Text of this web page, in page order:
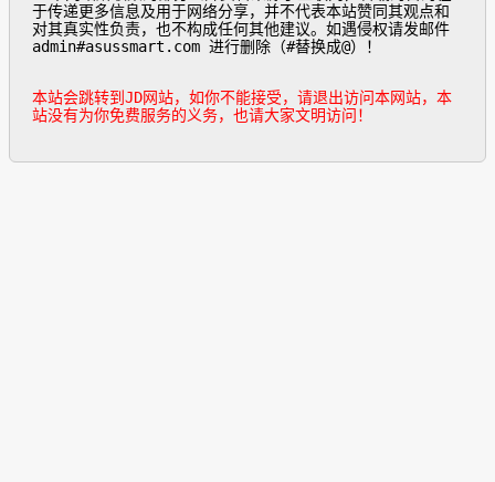
于传递更多信息及用于网络分享，并不代表本站赞同其观点和
对其真实性负责，也不构成任何其他建议。如遇侵权请发邮件
admin#asussmart.com 进行删除（#替换成@）！
本站会跳转到JD网站，如你不能接受，请退出访问本网站，本
站没有为你免费服务的义务，也请大家文明访问！